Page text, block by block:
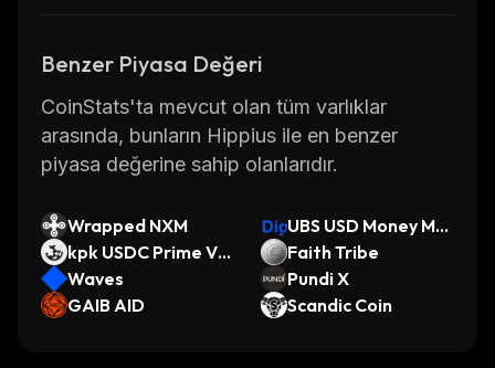
Benzer Piyasa Değeri
CoinStats'ta mevcut olan tüm varlıklar
arasında, bunların Hippius ile en benzer
piyasa değerine sahip olanlarıdır.
Wrapped NXM
UBS USD Money Mar
ket Investment Fun
d Token
kpk USDC Prime V2
Morpho Vault (Ethe
reum)
Faith Tribe
Waves
Pundi X
GAIB AID
Scandic Coin